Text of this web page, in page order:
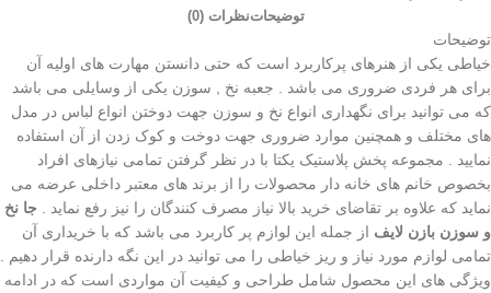
توضیحاتنظرات (0)
توضیحات
خیاطی یکی از هنرهای پرکاربرد است که حتی دانستن مهارت های اولیه آن
برای هر فردی ضروری می باشد . جعبه نخ , سوزن یکی از وسایلی می باشد
که می توانید برای نگهداری انواع نخ و سوزن جهت دوختن انواع لباس در مدل
های مختلف و همچنین موارد ضروری جهت دوخت و کوک زدن از آن استفاده
نمایید . مجموعه پخش پلاستیک یکتا با در نظر گرفتن تمامی نیازهای افراد
بخصوص خانم های خانه دار محصولات را از برند های معتبر داخلی عرضه می
نماید که علاوه بر تقاضای خرید بالا نیاز مصرف کنندگان را نیز رفع نماید . جا نخ
و سوزن بازن لایف از جمله این لوازم پر کاربرد می باشد که با خریداری آن
تمامی لوازم مورد نیاز و ریز خیاطی را می توانید در این نگه دارنده قرار دهیم .
ویژگی های این محصول شامل طراحی و کیفیت آن مواردی است که در ادامه